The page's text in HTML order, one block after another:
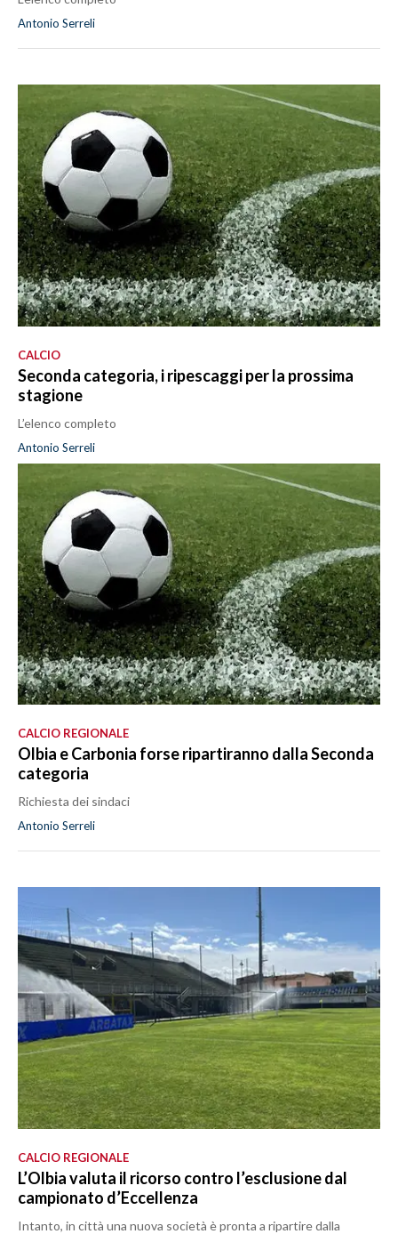
Antonio Serreli
CALCIO
Seconda categoria, i ripescaggi per la prossima
stagione
L’elenco completo
Antonio Serreli
CALCIO REGIONALE
Olbia e Carbonia forse ripartiranno dalla Seconda
categoria
Richiesta dei sindaci
Antonio Serreli
CALCIO REGIONALE
L’Olbia valuta il ricorso contro l’esclusione dal
campionato d’Eccellenza
Intanto, in città una nuova società è pronta a ripartire dalla